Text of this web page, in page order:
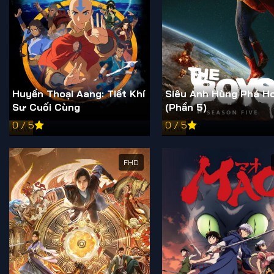
New
Huyền Thoại Aang: Tiết Khí
Sư Cuối Cùng
0 / 5
New
Siêu Anh Hùng Phá
(Phần 5)
0 / 5
FHD